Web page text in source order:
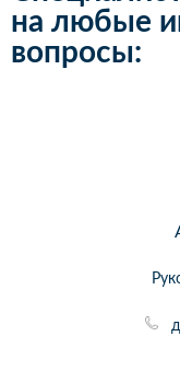
на любые
вопросы: